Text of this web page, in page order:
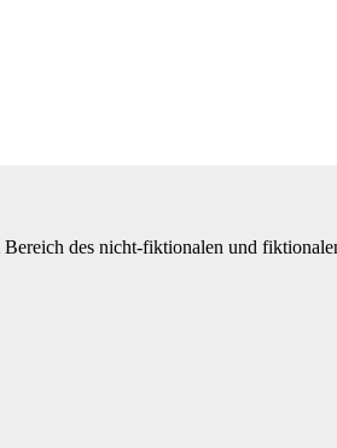
des nicht-fiktionalen und